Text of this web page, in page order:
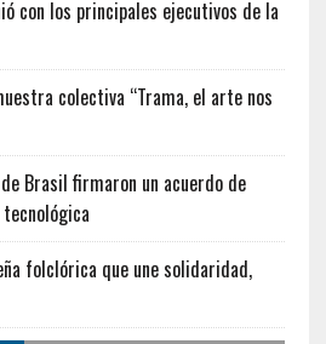
con los principales ejecutivos de la
colectiva “Trama, el arte nos
de Brasil firmaron un acuerdo de
folclórica que une solidaridad,